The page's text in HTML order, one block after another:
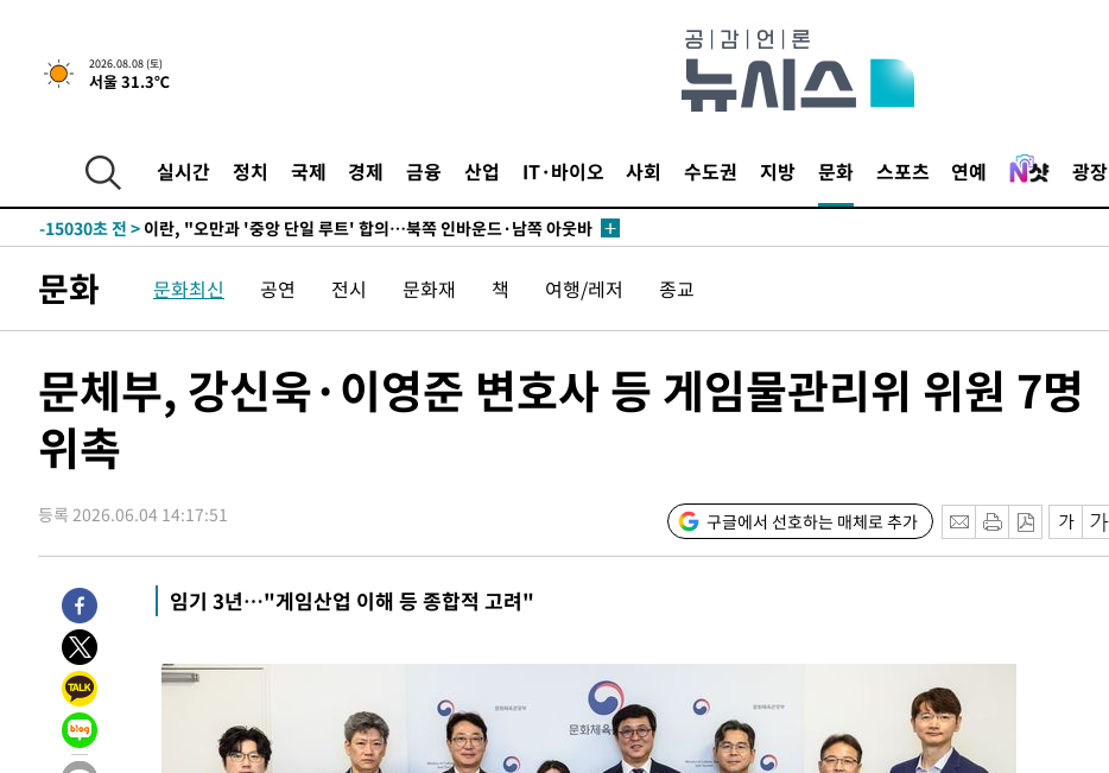
2026.08.08 (토)
서울 31.3℃
실시간 정치 국제 경제 금융 산업 IT·바이오 사회 수도권 지방 문화 스포츠 연예 광장
1시간 전 >[속보]규제합리화위원회 부위원장에 김태유 서울대 공대 교수…이병태
후임
-23495초 전 >이강인, 폭염 속 AT마드리드 첫 훈련…80명 식사 대접까지(종합)
하향수정 (2보)
-20082초 전 >
[속보] 미 사업체, 일자리 7월에 2.3만 개 줄어…실업률은 4.1%로
-15945초 전 >
실천"
-15030초 전 > 이란, "오만과 '중앙 단일 루트' 합의…북쪽 인바운드·남쪽 아웃바
운드는 임시"
-6562초 전 >
[속보]이 대통령, '호우피해' 안동·의성 관할 4개 면 특별재난지역 선
-6525초 전 >[단독]중수청 지원 검사들, 정원 초과 시 낮은 계급 임용…희망지 못
-2802초 전 >SK하이닉스, 용인·청주 팹에 54조 투자…"AI 메모리 수요 선제 대
응"
5분 전 > 여자배구 이재영·이다영 자매, 아제르바이잔 투란VC 입단
18분 전 >외국인 심판 성 접대 7경기 들여다보니…한국 축구 '5승 2무'
23분 전 >[속보]코스피, 6200선 약보합…0.60% 내린 6258.77에 마쳐
23분 전 >[속보]원·달러 환율, 7.7원 내린 1416.1원 마감
25분 전 >
[속보] 노원서 40.1도 관측…서울, 2018년 이후 첫 40도
1시간 전 >
[속보]종합특검, '계엄 수용공간 확보' 신용해 前교정본부장 기소
1시간 전 >
1시간 전 >
11시간 압수수색에 성접대 파문까지…'쑥대밭' 된 축구협회
1시간 전 >
[속보]규제합리화위원회 부위원장에 김태유 서울대 공대 교수…이병태
후임
-23495초 전 >
이강인, 폭염 속 AT마드리드 첫 훈련…80명 식사 대접까지(종합)
문화 문화최신 공연 전시 문화재 책 여행/레저 종교
문체부, 강신욱·이영준 변호사 등 게임물관리위 위원 7명
위촉
등록 2026.06.04 14:17:51 구글에서 선호하는 매체로 추가
임기 3년…"게임산업 이해 등 종합적 고려"